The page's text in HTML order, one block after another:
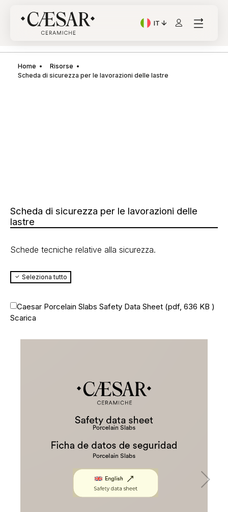
IT
Lingua corrente:
Home
Risorse
Scheda di sicurezza per le lavorazioni delle lastre
Scheda di sicurezza per le lavorazioni delle
lastre
Schede tecniche relative alla sicurezza.
Seleziona tutto
Caesar Porcelain Slabs Safety Data Sheet (pdf, 636 KB )
Scarica